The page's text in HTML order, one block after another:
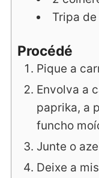
Tripa
Procédé
Pique a
Envolva a
paprika, a
funcho
Junte o
Deixe a